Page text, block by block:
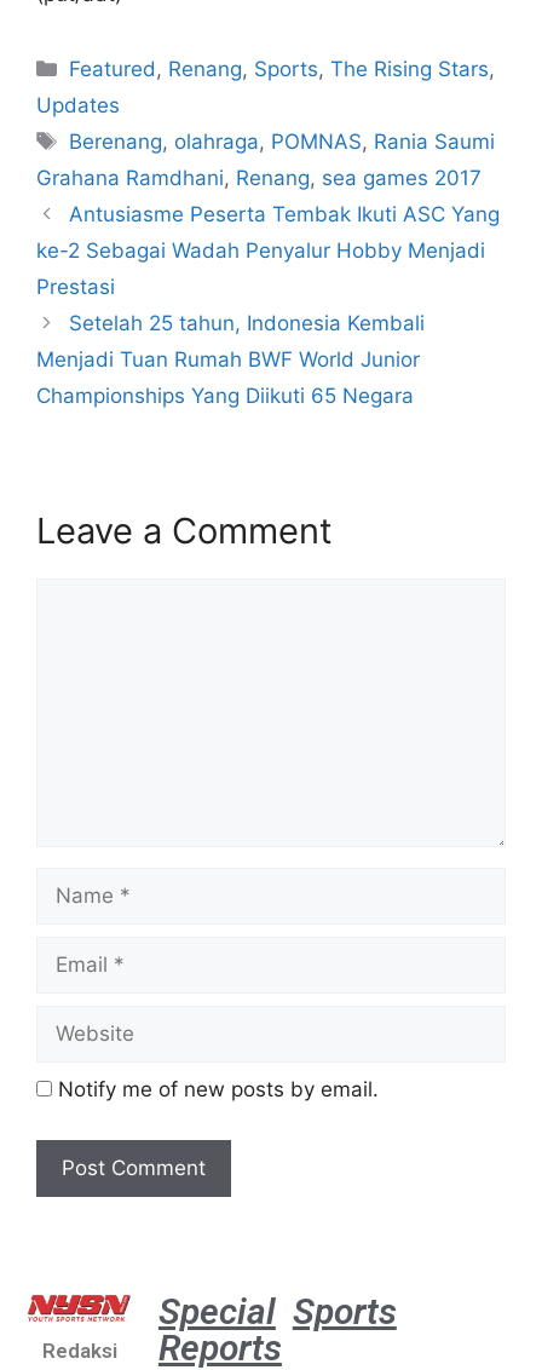
Featured, Renang, Sports,The Rising Stars,
Updates
Berenang, olahraga, POMNAS, Rania Saumi
Grahana Ramdhani, Renang, sea games 2017
Antusiasme Peserta Tembak Ikuti ASC Yang
ke-2 Sebagai Wadah Penyalur Hobby Menjadi
Prestasi
Setelah 25 tahun, Indonesia Kembali
Menjadi Tuan Rumah BWF World Junior
Championships Yang Diikuti 65 Negara
Leave a Comment
Notify me of new posts by email.
Redaksi
Special
Reports
Sports